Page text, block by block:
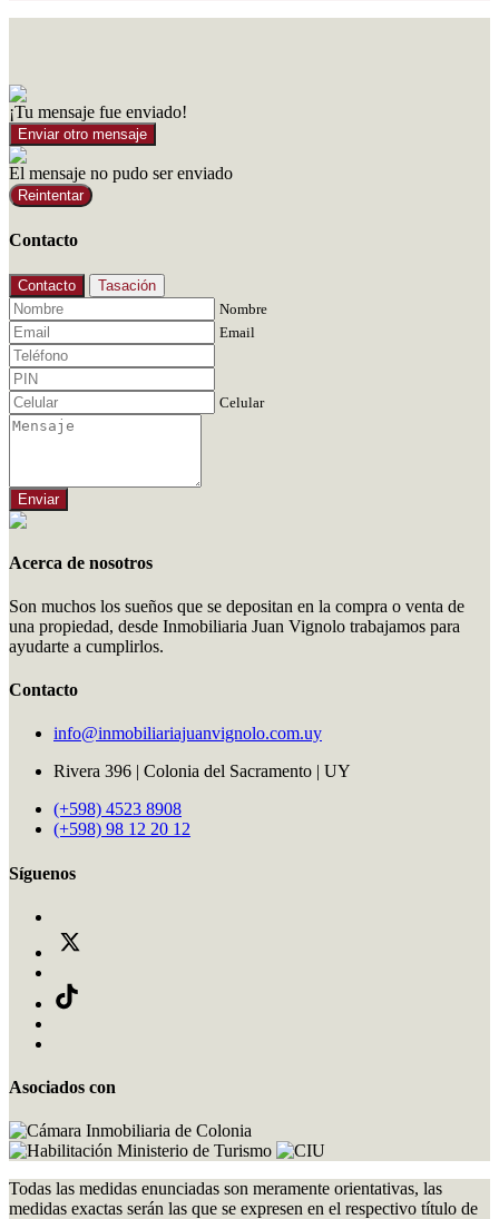
¡Tu mensaje fue enviado!
Enviar otro mensaje
El mensaje no pudo ser enviado
Reintentar
Contacto
Contacto
Tasación
Nombre
Email
Celular
Enviar
Acerca de nosotros
Son muchos los sueños que se depositan en la compra o venta de
una propiedad, desde Inmobiliaria Juan Vignolo trabajamos para
ayudarte a cumplirlos.
Contacto
info@inmobiliariajuanvignolo.com.uy
Rivera 396 | Colonia del Sacramento | UY
(+598) 4523 8908
(+598) 98 12 20 12
Síguenos
Asociados con
Todas las medidas enunciadas son meramente orientativas, las
medidas exactas serán las que se expresen en el respectivo título de